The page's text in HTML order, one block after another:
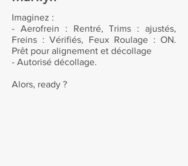
Imaginez :
- Aerofrein : Rentré, Trims : ajustés,
Freins : Vérifiés, Feux Roulage : ON.
Prêt pour alignement et décollage
- Autorisé décollage.
Alors, ready ?